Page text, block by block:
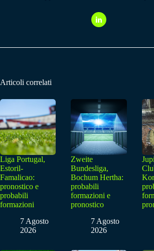
Articoli correlati
Liga Portugal,
Estoril-
Famalicao:
pronostico e
probabili
formazioni
7 Agosto
2026
Zweite
Bundesliga,
Bochum Hertha:
probabili
formazioni e
pronostico
7 Agosto
2026